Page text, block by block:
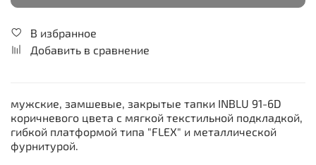
В избранное
Добавить в сравнение
мужские, замшевые, закрытые тапки INBLU 91-6D
коричневого цвета с мягкой текстильной подкладкой,
гибкой платформой типа "FLEX" и металлической
фурнитурой.